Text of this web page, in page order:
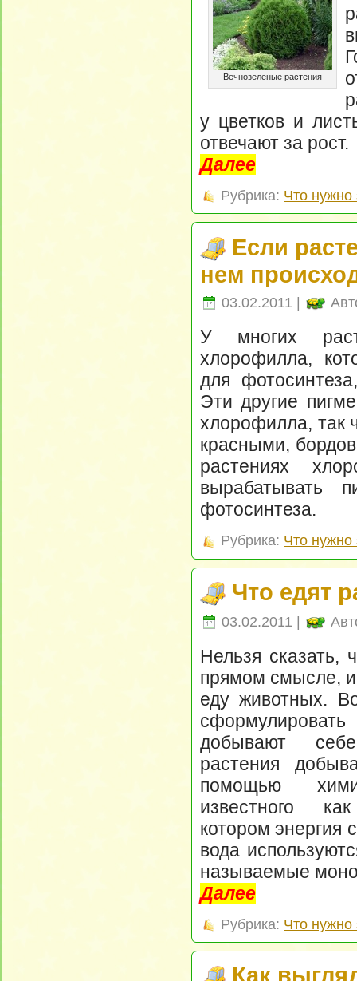
Вечнозеленые растения
у цветков и
отвечают за рост.
Далее
Рубрика: Что нужно
Если
нем
03.02.2011 |
У многих
хлорофилла,
для
Эти другие
хлорофилла, так
красными,
растениях
вырабатывать
фотосинтеза.
Рубрика: Что нужно
Что едят
03.02.2011 |
Нельзя сказать,
прямом смысле,
еду животных.
добывают
растения
помощью
известного
котором энергия
вода
называемые
Далее
Рубрика: Что нужно
Как